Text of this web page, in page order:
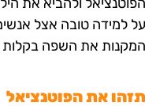
על למידה טובה אצל
המקנות את השפה בקלות
תזהו את הפוטנציאל